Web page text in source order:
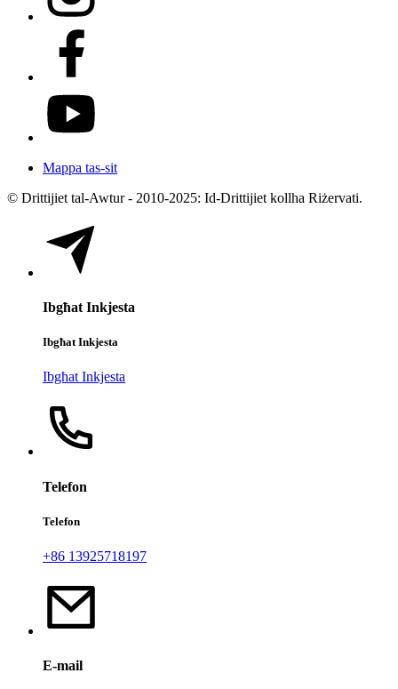
Mappa tas-sit
© Drittijiet tal-Awtur - 2010-2025: Id-Drittijiet kollha Riżervati.
Ibgħat Inkjesta
Ibgħat Inkjesta
Ibgħat Inkjesta
Telefon
Telefon
+86 13925718197
E-mail